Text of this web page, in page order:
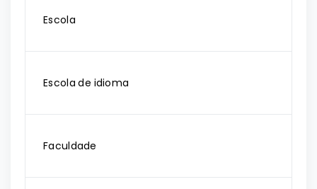
Escola
Escola de idioma
Faculdade